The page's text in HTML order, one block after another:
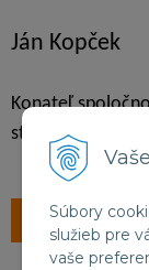
Súbory
služieb pre
vaše
Ján Kopček
Konateľ
strava, doplnky
Späť na